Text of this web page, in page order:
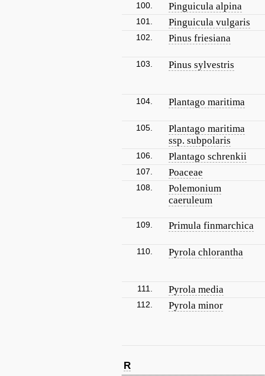
100. Pinguicula alpina
101. Pinguicula vulgaris
102. Pinus friesiana
103. Pinus sylvestris
104. Plantago maritima
105.
Plantago maritima
ssp. subpolaris
106. Plantago schrenkii
107. Poaceae
108.
Polemonium
caeruleum
109. Primula finmarchica
110. Pyrola chlorantha
111. Pyrola media
112. Pyrola minor
R